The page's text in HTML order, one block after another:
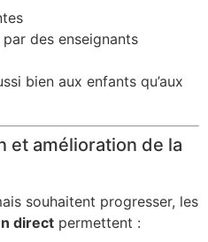
des enseignants
bien aux enfants qu’aux
et amélioration de la
souhaitent progresser, les
direct permettent :